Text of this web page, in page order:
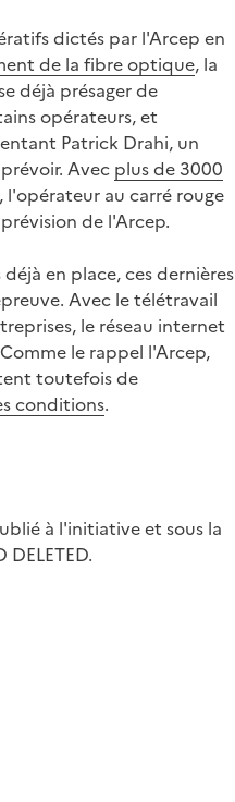
dictés par l'Arcep en
de la fibre optique, la
déjà présager de
opérateurs, et
Patrick Drahi, un
Avec plus de 3000
, l'opérateur au carré rouge
de l'Arcep.
en place, ces dernières
Avec le télétravail
le réseau internet
le rappel l'Arcep,
toutefois de
conditions.
à l'initiative et sous la